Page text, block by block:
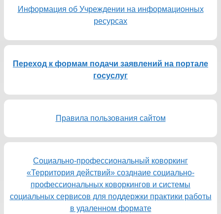
Информация об Учреждении на информационных
ресурсах
Переход к формам подачи заявлений на портале
госуслуг
Правила пользования сайтом
Социально-профессиональный коворкинг
«Территория действий» созднаие социально-
профессиональных коворкингов и системы
социальных сервисов для поддержки практики работы
в удаленном формате